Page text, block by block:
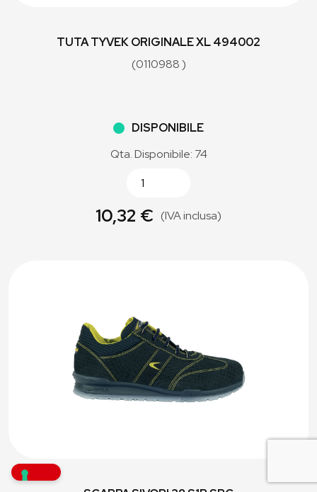
TUTA TYVEK ORIGINALE XL 494002
(0110988 )
DISPONIBILE
Qta. Disponibile: 74
10,32 € (IVA inclusa)